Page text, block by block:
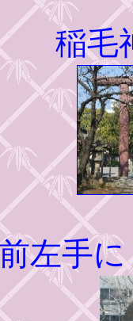
稲毛
左手に